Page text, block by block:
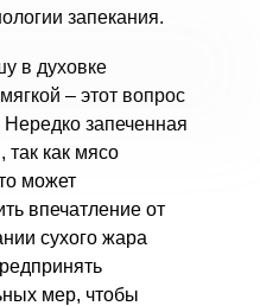
запекания.
в духовке
– этот вопрос
Нередко запеченная
так как мясо
может
впечатление от
сухого жара
мер, чтобы